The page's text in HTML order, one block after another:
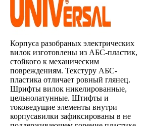
Корпуса разобраных электрических
вилок изготовлены из АБС-пластик,
стойкого к механическим
повреждениям. Текстуру АБС-
пластика отличает ровный глянец.
Шрифты вилок никелированные,
цельнолатунные. Штифты и
токоведущие элементы внутри
корпусавилки зафиксированы в не